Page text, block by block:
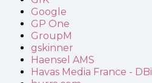
Google
GP One
GroupM
gskinner
Haensel AMS
Havas Media France - DBi